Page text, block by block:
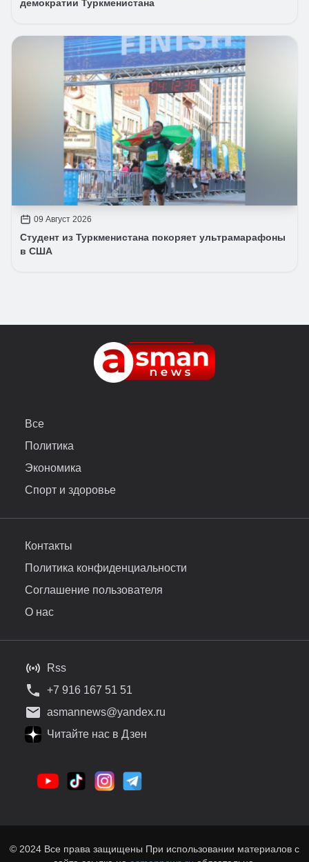
демократии Туркменистана
09 Август 2026
Студент из Туркменистана покоряет ультрамарафоны
в США
Все
Политика
Экономика
Спорт и здоровье
Контакты
Политика конфиденциальности
Соглашение пользователя
О нас
Rss
+7 916 167 51 51
asmannews@yandex.ru
Читайте нас в Дзен
© 2024 Все права защищены При использовании материалов с